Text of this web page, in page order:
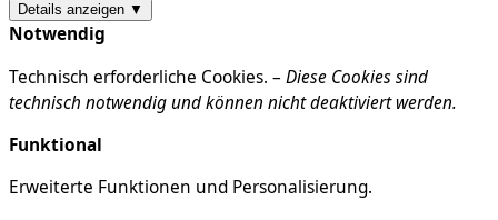
Details anzeigen ▼
Notwendig
Technisch erforderliche Cookies. – Diese Cookies sind
technisch notwendig und können nicht deaktiviert werden.
Funktional
Erweiterte Funktionen und Personalisierung.